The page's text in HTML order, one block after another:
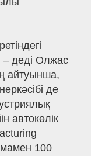
– деді Олжас
айтуынша,
де
автокөлік
100